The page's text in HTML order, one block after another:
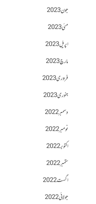
جون 2023
مئی 2023
اپریل 2023
مارچ 2023
فروری 2023
جنوری 2023
دسمبر 2022
نومبر 2022
اکتوبر 2022
ستمبر 2022
اگست 2022
جولائی 2022